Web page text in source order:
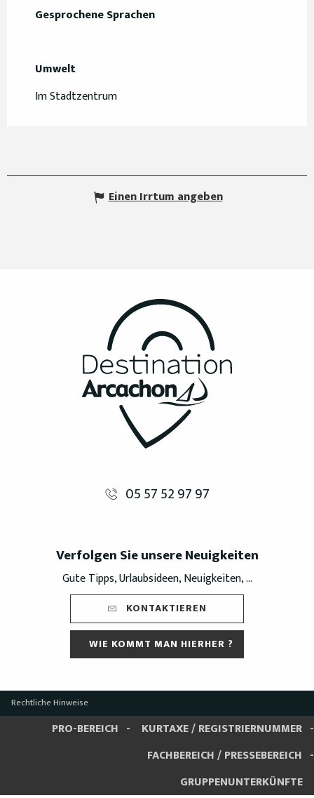
Gesprochene Sprachen
Gesprochene Sprachen
Umwelt
Umwelt
Im Stadtzentrum
Einen Irrtum angeben
05 57 52 97 97
Verfolgen Sie unsere Neuigkeiten
Gute Tipps, Urlaubsideen, Neuigkeiten, ...
KONTAKTIEREN
WIE KOMMT MAN HIERHER ?
Rechtliche Hinweise
PRO-BEREICH
KURTAXE / REGISTRIERNUMMER
FACHBEREICH / PRESSEBEREICH
GRUPPENUNTERKÜNFTE